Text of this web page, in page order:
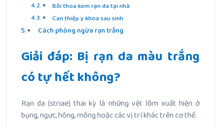
Bôi thoa kem rạn da tại nhà
Can thiệp y khoa sau sinh
Cách phòng ngừa rạn trắng
Giải đáp: Bị rạn da màu trắng
có tự hết không?
Rạn da (striae) thai kỳ là những vệt lõm xuất hiện ở
bụng, ngực, hông, mông hoặc các vị trí khác trên cơ thể.